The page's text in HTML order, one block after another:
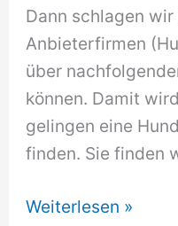
Dann schlagen
Anbieterfirmen
über
können. Damit
gelingen eine
finden. Sie finden
Hundeschule
Weiterlesen »